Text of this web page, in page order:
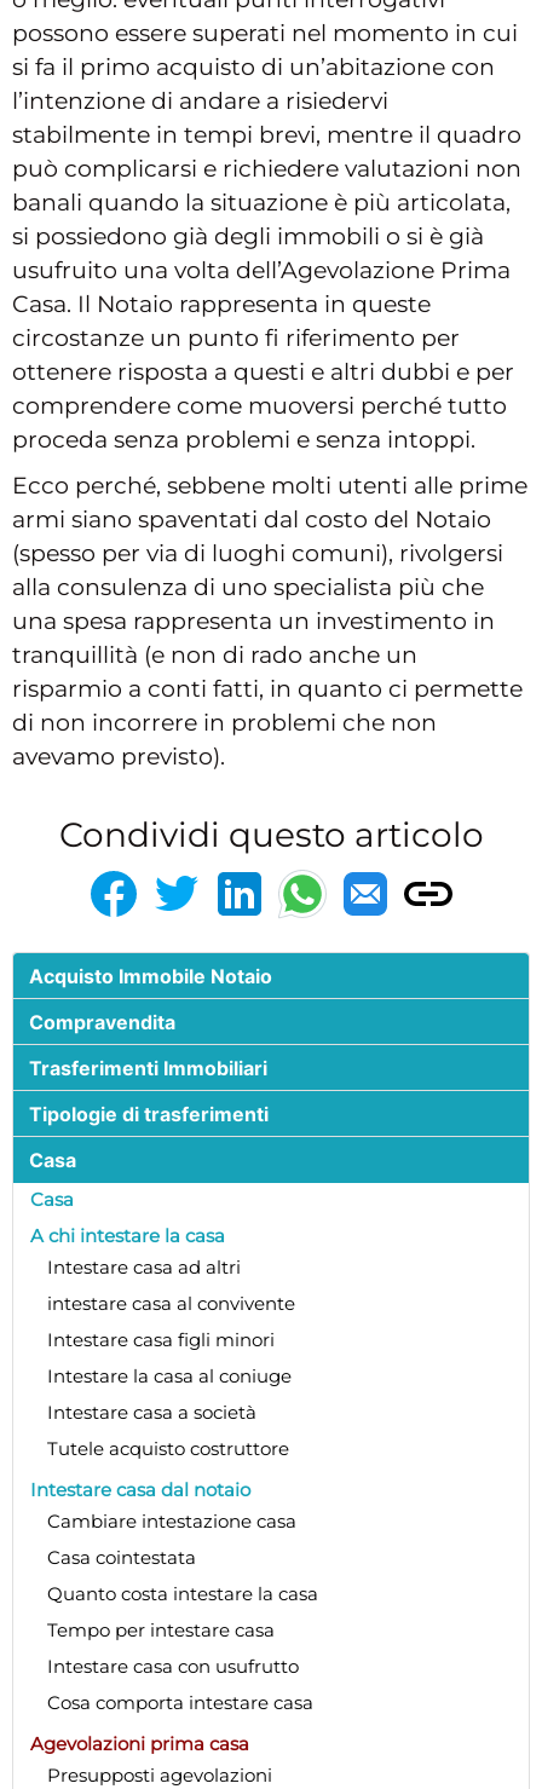
possono essere superati nel momento in cui
si fa il primo acquisto di un’abitazione con
l’intenzione di andare a risiedervi
stabilmente in tempi brevi, mentre il quadro
può complicarsi e richiedere valutazioni non
banali quando la situazione è più articolata,
si possiedono già degli immobili o si è già
usufruito una volta dell’Agevolazione Prima
Casa. Il Notaio rappresenta in queste
circostanze un punto fi riferimento per
ottenere risposta a questi e altri dubbi e per
comprendere come muoversi perché tutto
proceda senza problemi e senza intoppi.
Ecco perché, sebbene molti utenti alle prime
armi siano spaventati dal costo del Notaio
(spesso per via di luoghi comuni), rivolgersi
alla consulenza di uno specialista più che
una spesa rappresenta un investimento in
tranquillità (e non di rado anche un
risparmio a conti fatti, in quanto ci permette
di non incorrere in problemi che non
avevamo previsto).
Condividi questo articolo
Acquisto Immobile Notaio
Compravendita
Trasferimenti Immobiliari
Tipologie di trasferimenti
Casa
Casa
A chi intestare la casa
Intestare casa ad altri
intestare casa al convivente
Intestare casa figli minori
Intestare la casa al coniuge
Intestare casa a società
Tutele acquisto costruttore
Intestare casa dal notaio
Cambiare intestazione casa
Casa cointestata
Quanto costa intestare la casa
Tempo per intestare casa
Intestare casa con usufrutto
Cosa comporta intestare casa
Agevolazioni prima casa
Presupposti agevolazioni